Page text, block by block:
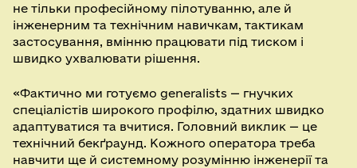
не тільки професійному пілотуванню, але й
інженерним та технічним навичкам, тактикам
застосування, вмінню працювати під тиском і
швидко ухвалювати рішення.
«Фактично ми готуємо generalists — гнучких
спеціалістів широкого профілю, здатних швидко
адаптуватися та вчитися. Головний виклик — це
технічний бекґраунд. Кожного оператора треба
навчити ще й системному розумінню інженерії та